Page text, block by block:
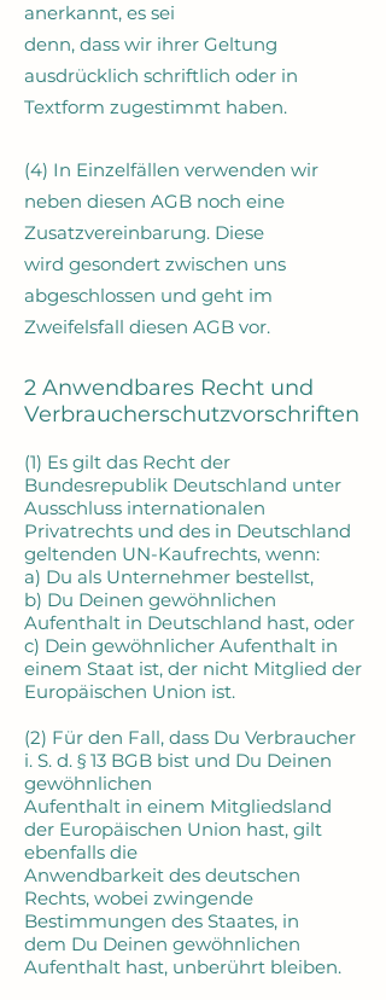
anerkannt, es sei
denn, dass wir ihrer Geltung
ausdrücklich schriftlich oder in
Textform zugestimmt haben.
(4) In Einzelfällen verwenden wir
neben diesen AGB noch eine
Zusatzvereinbarung. Diese
wird gesondert zwischen uns
abgeschlossen und geht im
Zweifelsfall diesen AGB vor.
2 Anwendbares Recht und
Verbraucherschutzvorschriften
(1) Es gilt das Recht der
Bundesrepublik Deutschland unter
Ausschluss internationalen
Privatrechts und des in Deutschland
geltenden UN-Kaufrechts, wenn:
a) Du als Unternehmer bestellst,
b) Du Deinen gewöhnlichen
Aufenthalt in Deutschland hast, oder
c) Dein gewöhnlicher Aufenthalt in
einem Staat ist, der nicht Mitglied der
Europäischen Union ist.
(2) Für den Fall, dass Du Verbraucher
i. S. d. § 13 BGB bist und Du Deinen
gewöhnlichen
Aufenthalt in einem Mitgliedsland
der Europäischen Union hast, gilt
ebenfalls die
Anwendbarkeit des deutschen
Rechts, wobei zwingende
Bestimmungen des Staates, in
dem Du Deinen gewöhnlichen
Aufenthalt hast, unberührt bleiben.